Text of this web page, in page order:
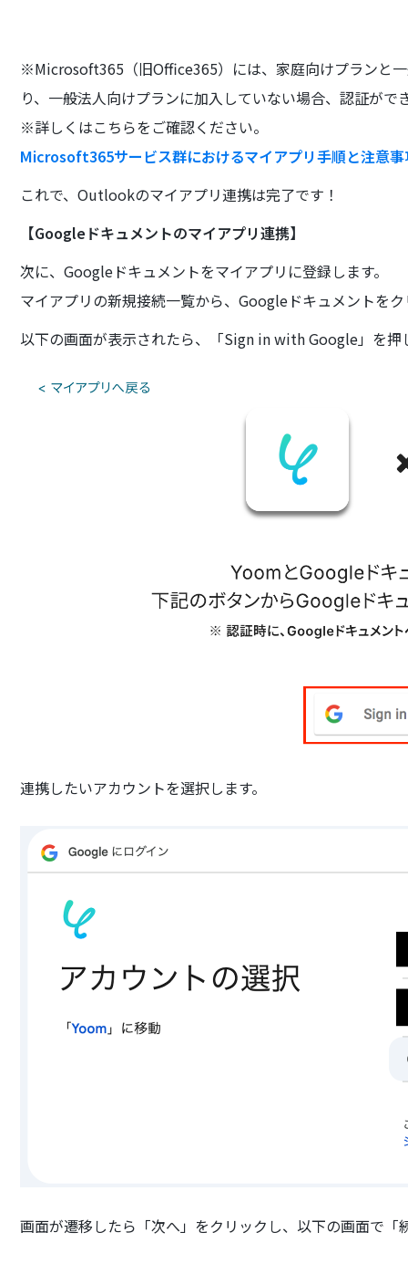
※Microsoft365（旧Office365）には、家庭向けプランと
り、一般法人向けプランに加入していない場合、認証がで
※詳しくはこちらをご確認ください。
Microsoft365サービス群におけるマイアプリ手順と注意
これで、Outlookのマイアプリ連携は完了です！
【Googleドキュメントのマイアプリ連携】
次に、Googleドキュメントをマイアプリに登録します。
マイアプリの新規接続一覧から、Googleドキュメントを
以下の画面が表示されたら、「Sign in with Google」を押
連携したいアカウントを選択します。
画面が遷移したら「次へ」をクリックし、以下の画面で「